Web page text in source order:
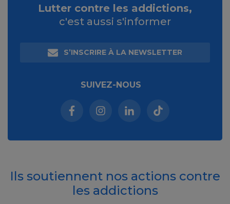
Lutter contre les addictions,
c'est aussi s'informer
S’INSCRIRE À LA NEWSLETTER
SUIVEZ-NOUS
Facebook (nouvelle fenêtre)
Instagram (nouvelle fenêtre)
Linkedin (nouvelle
Tiktok (nouvelle
Ils soutiennent nos actions contre
les addictions